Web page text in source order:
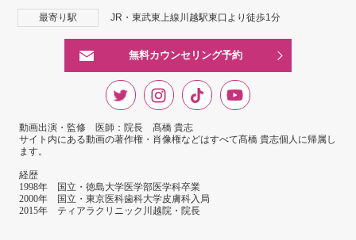
最寄り駅 JR・東武東上線川越駅東口より徒歩1分
無料カウンセリング予約
動画出演・監修 医師：院長 髙橋 貴志
サイト内にある動画の著作権・肖像権などはすべて髙橋 貴志個人に帰属し
ます。
経歴
1998年 国立・徳島大学医学部医学科卒業
2000年 国立・東京医科歯科大学皮膚科入局
2015年 ティアラクリニック川越院・院長